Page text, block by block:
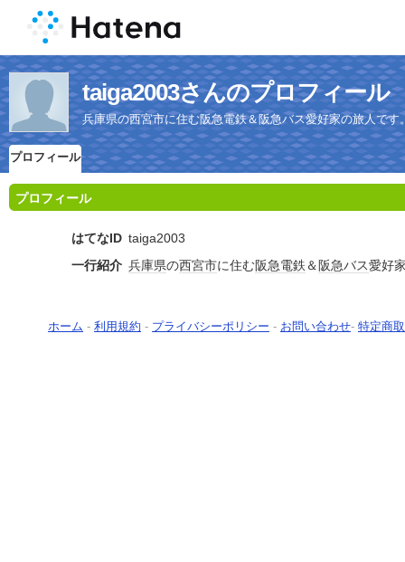
taiga2003さんのプロフィール
兵庫県の西宮市に住む阪急電鉄＆阪急バス愛好家の旅人です
プロフィール
プロフィール
はてなID taiga2003
一行紹介 兵庫県の西宮市に住む阪急電鉄 ＆ 阪急バス愛好
ホーム - 利用規約 - プライバシーポリシー - お問い合わせ- 特定商